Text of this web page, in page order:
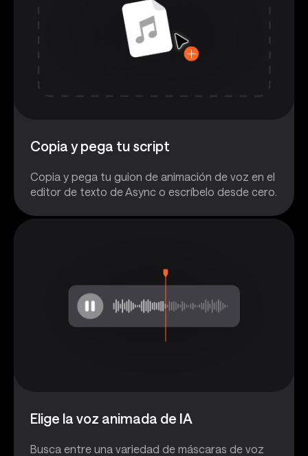
Copia y pega tu script
Copia y pega tu guion de animación de voz en el
editor de texto de Async o escríbelo desde cero.
Elige la voz animada de IA
Busca entre una variedad de máscaras de voz